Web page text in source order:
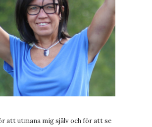
att utmana mig själv och för att se